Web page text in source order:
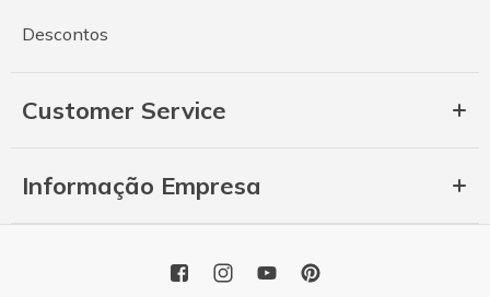
Descontos
Customer Service
Informação Empresa